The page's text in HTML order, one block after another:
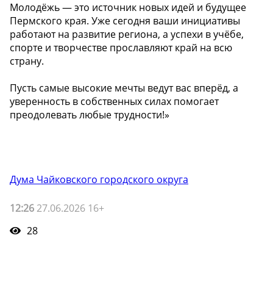
Молодёжь — это источник новых идей и будущее
Пермского края. Уже сегодня ваши инициативы
работают на развитие региона, а успехи в учёбе,
спорте и творчестве прославляют край на всю
страну.
Пусть самые высокие мечты ведут вас вперёд, а
уверенность в собственных силах помогает
преодолевать любые трудности!»
Дума Чайковского городского округа
12:26 27.06.2026 16+
28